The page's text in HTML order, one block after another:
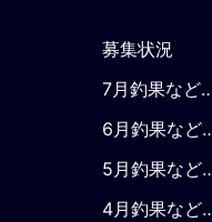
募集状況
7月釣果など‥
6月釣果など‥
5月釣果など‥
4月釣果など‥